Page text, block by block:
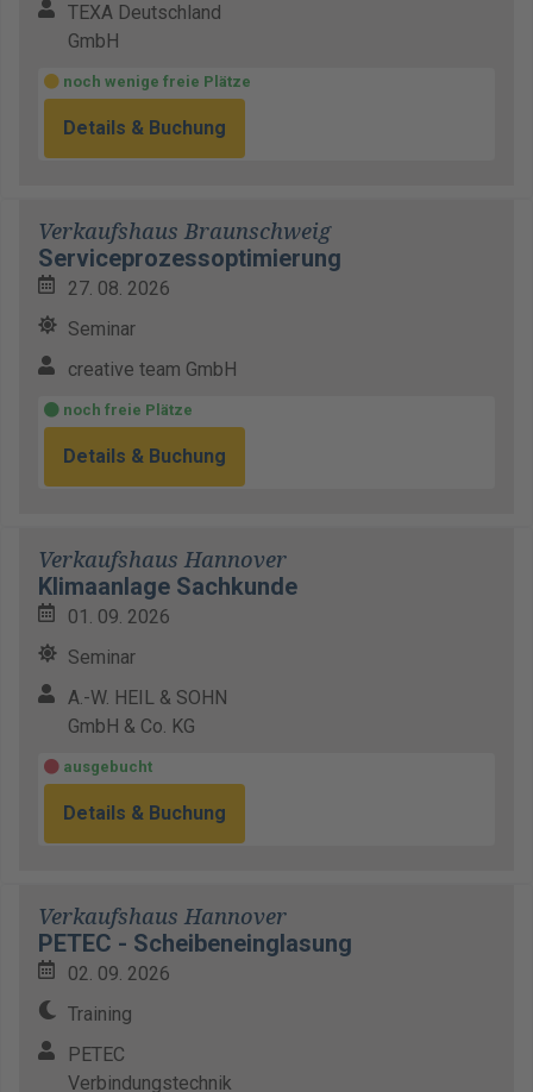
TEXA Deutschland
GmbH
noch wenige freie Plätze
Details & Buchung
Verkaufshaus Braunschweig
Serviceprozessoptimierung
27. 08. 2026
Seminar
creative team GmbH
noch freie Plätze
Details & Buchung
Verkaufshaus Hannover
Klimaanlage Sachkunde
01. 09. 2026
Seminar
A.-W. HEIL & SOHN
GmbH & Co. KG
ausgebucht
Details & Buchung
Verkaufshaus Hannover
PETEC - Scheibeneinglasung
02. 09. 2026
Training
PETEC
Verbindungstechnik